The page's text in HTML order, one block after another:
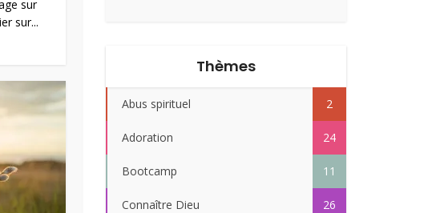
sur
sur...
Thèmes
Abus spirituel 2
Adoration 24
Bootcamp 11
Connaître Dieu 26